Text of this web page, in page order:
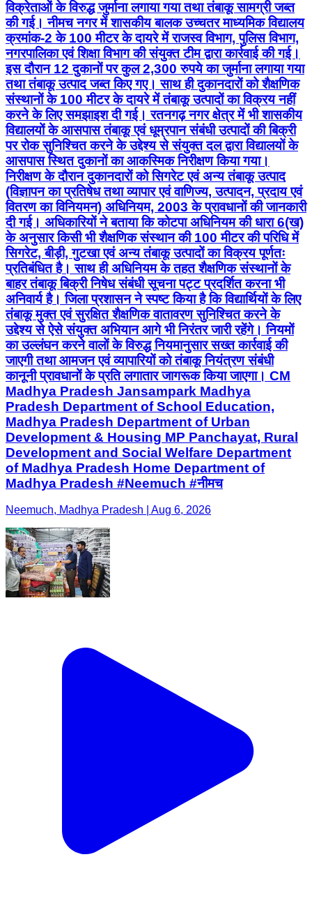
विक्रेताओं के विरुद्ध जुर्माना लगाया गया तथा तंबाकू सामग्री जब्त
की गई। नीमच नगर में शासकीय बालक उच्चतर माध्यमिक विद्यालय
क्रमांक-2 के 100 मीटर के दायरे में राजस्व विभाग, पुलिस विभाग,
नगरपालिका एवं शिक्षा विभाग की संयुक्त टीम द्वारा कार्रवाई की गई।
इस दौरान 12 दुकानों पर कुल 2,300 रुपये का जुर्माना लगाया गया
तथा तंबाकू उत्पाद जब्त किए गए। साथ ही दुकानदारों को शैक्षणिक
संस्थानों के 100 मीटर के दायरे में तंबाकू उत्पादों का विक्रय नहीं
करने के लिए समझाइश दी गई। रतनगढ़ नगर क्षेत्र में भी शासकीय
विद्यालयों के आसपास तंबाकू एवं धूम्रपान संबंधी उत्पादों की बिक्री
पर रोक सुनिश्चित करने के उद्देश्य से संयुक्त दल द्वारा विद्यालयों के
आसपास स्थित दुकानों का आकस्मिक निरीक्षण किया गया।
निरीक्षण के दौरान दुकानदारों को सिगरेट एवं अन्य तंबाकू उत्पाद
(विज्ञापन का प्रतिषेध तथा व्यापार एवं वाणिज्य, उत्पादन, प्रदाय एवं
वितरण का विनियमन) अधिनियम, 2003 के प्रावधानों की जानकारी
दी गई। अधिकारियों ने बताया कि कोटपा अधिनियम की धारा 6(ख)
के अनुसार किसी भी शैक्षणिक संस्थान की 100 मीटर की परिधि में
सिगरेट, बीड़ी, गुटखा एवं अन्य तंबाकू उत्पादों का विक्रय पूर्णतः
प्रतिबंधित है। साथ ही अधिनियम के तहत शैक्षणिक संस्थानों के
बाहर तंबाकू बिक्री निषेध संबंधी सूचना पट्ट प्रदर्शित करना भी
अनिवार्य है। जिला प्रशासन ने स्पष्ट किया है कि विद्यार्थियों के लिए
तंबाकू मुक्त एवं सुरक्षित शैक्षणिक वातावरण सुनिश्चित करने के
उद्देश्य से ऐसे संयुक्त अभियान आगे भी निरंतर जारी रहेंगे। नियमों
का उल्लंघन करने वालों के विरुद्ध नियमानुसार सख्त कार्रवाई की
जाएगी तथा आमजन एवं व्यापारियों को तंबाकू नियंत्रण संबंधी
कानूनी प्रावधानों के प्रति लगातार जागरूक किया जाएगा। CM
Madhya Pradesh Jansampark Madhya
Pradesh Department of School Education,
Madhya Pradesh Department of Urban
Development & Housing MP Panchayat, Rural
Development and Social Welfare Department
of Madhya Pradesh Home Department of
Madhya Pradesh #Neemuch #नीमच
Neemuch, Madhya Pradesh | Aug 6, 2026